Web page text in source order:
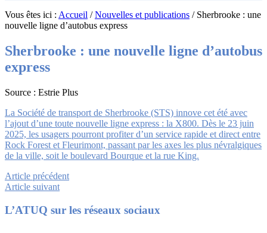
Vous êtes ici : Accueil /Nouvelles et publications / Sherbrooke : une
nouvelle ligne d’autobus express
Sherbrooke : une nouvelle ligne d’autobus
express
Source : Estrie Plus
La Société de transport de Sherbrooke (STS) innove cet été avec
l’ajout d’une toute nouvelle ligne express : la X800. Dès le 23 juin
2025, les usagers pourront profiter d’un service rapide et direct entre
Rock Forest et Fleurimont, passant par les axes les plus névralgiques
de la ville, soit le boulevard Bourque et la rue King.
Article précédent
Article suivant
Footer
L’ATUQ sur les réseaux sociaux